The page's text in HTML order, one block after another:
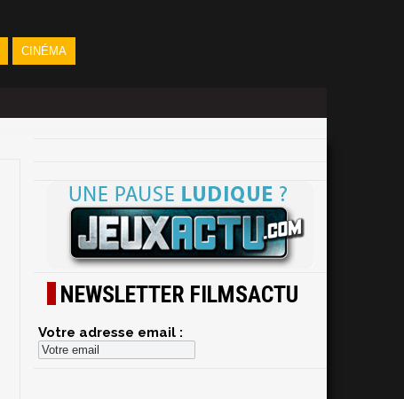
CINÉMA
NEWSLETTER FILMSACTU
Votre adresse email :